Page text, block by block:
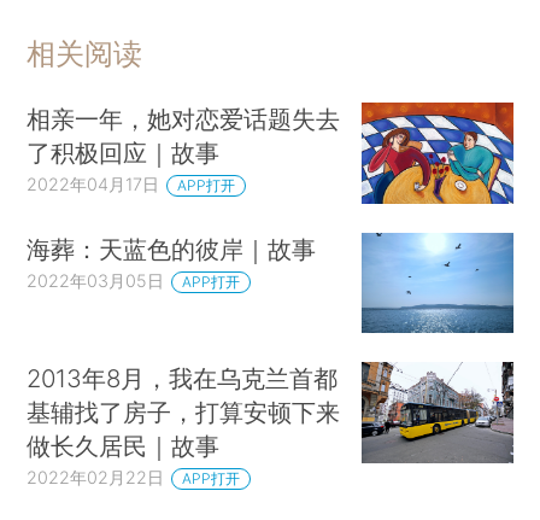
相关阅读
相亲一年，她对恋爱话题失去
了积极回应｜故事
2022年04月17日 APP打开
海葬：天蓝色的彼岸｜故事
2022年03月05日 APP打开
2013年8月，我在乌克兰首都
基辅找了房子，打算安顿下来
做长久居民｜故事
2022年02月22日 APP打开